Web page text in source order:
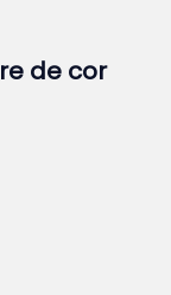
de cor